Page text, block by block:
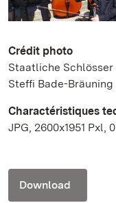
Crédit photo
Staatliche
Steffi Bade-Bräuning
Charactéristiques
JPG, 2600x1951 Pxl,
Download